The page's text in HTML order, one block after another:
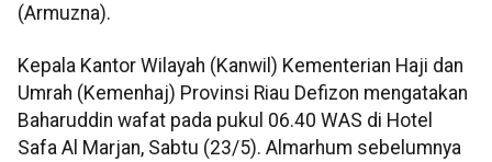
(Armuzna).
Kepala Kantor Wilayah (Kanwil) Kementerian Haji dan
Umrah (Kemenhaj) Provinsi Riau Defizon mengatakan
Baharuddin wafat pada pukul 06.40 WAS di Hotel
Safa Al Marjan, Sabtu (23/5). Almarhum sebelumnya